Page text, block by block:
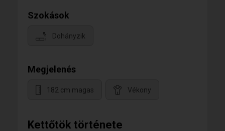
Kettőtök története
Szokások
Dohányzik
Megjelenés
182 cm magas Vékony